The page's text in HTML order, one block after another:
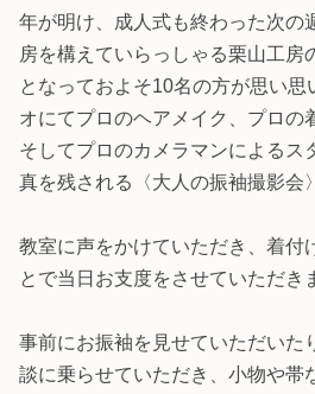
年が明け、成人式も終わった次の
房を構えていらっしゃる栗山工房
となっておよそ10名の方が思い思
オにてプロのヘアメイク、プロの
そしてプロのカメラマンによるス
真を残される〈大人の振袖撮影会
教室に声をかけていただき、着付
とで当日お支度をさせていただき
事前にお振袖を見せていただいた
談に乗らせていただき、小物や帯